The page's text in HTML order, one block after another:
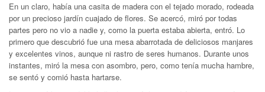
En un claro, había una casita de madera con el tejado morado, rodeada
por un precioso jardín cuajado de flores. Se acercó, miró por todas
partes pero no vio a nadie y, como la puerta estaba abierta, entró. Lo
primero que descubrió fue una mesa abarrotada de deliciosos manjares
y excelentes vinos, aunque ni rastro de seres humanos. Durante unos
instantes, miró la mesa con asombro, pero, como tenía mucha hambre,
se sentó y comió hasta hartarse.